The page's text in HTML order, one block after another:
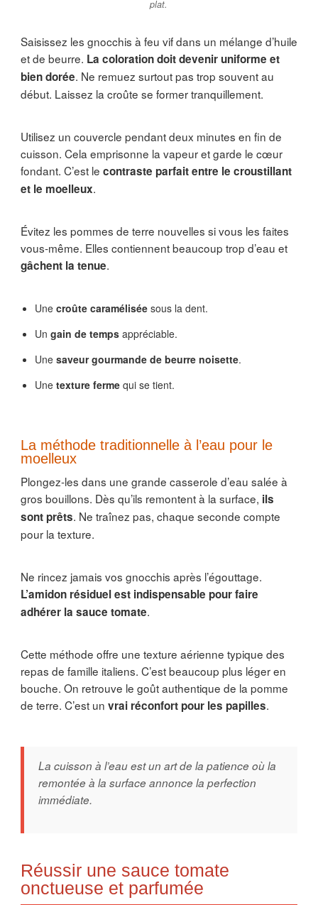
plat.
Saisissez les gnocchis à feu vif dans un mélange d’huile
et de beurre. La coloration doit devenir uniforme et
bien dorée. Ne remuez surtout pas trop souvent au
début. Laissez la croûte se former tranquillement.
Utilisez un couvercle pendant deux minutes en fin de
cuisson. Cela emprisonne la vapeur et garde le cœur
fondant. C’est le contraste parfait entre le croustillant
et le moelleux.
Évitez les pommes de terre nouvelles si vous les faites
vous-même. Elles contiennent beaucoup trop d’eau et
gâchent la tenue.
Une croûte caraméliséesous la dent.
Un gain de tempsappréciable.
Une saveur gourmande de beurre noisette.
Une texture fermequi se tient.
La méthode traditionnelle à l’eau pour le
moelleux
Plongez-les dans une grande casserole d’eau salée à
gros bouillons. Dès qu’ils remontent à la surface, ils
sont prêts. Ne traînez pas, chaque seconde compte
pour la texture.
Ne rincez jamais vos gnocchis après l’égouttage.
L’amidon résiduel est indispensable pour faire
adhérer la sauce tomate.
Cette méthode offre une texture aérienne typique des
repas de famille italiens. C’est beaucoup plus léger en
bouche. On retrouve le goût authentique de la pomme
de terre. C’est un vrai réconfort pour les papilles.
La cuisson à l’eau est un art de la patience où la
remontée à la surface annonce la perfection
immédiate.
Réussir une sauce tomate
onctueuse et parfumée